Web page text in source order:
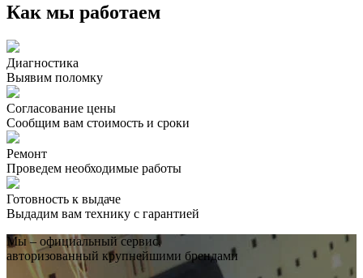
Как мы работаем
Диагностика
Выявим поломку
Согласование цены
Сообщим вам стоимость и сроки
Ремонт
Проведем необходимые работы
Готовность к выдаче
Выдадим вам технику с гарантией
Мы – официальный сервис,
авторизованный крупнейшими брендами